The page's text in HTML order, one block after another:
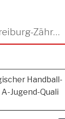
TSV Alemannia Freiburg-Zähringen
Handball-
Jugend-Quali